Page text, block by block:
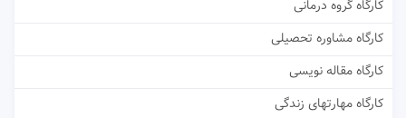
کارگاه گروه درمانی
کارگاه مشاوره تحصیلی
کارگاه مقاله نویسی
کارگاه مهارتهای زندگی